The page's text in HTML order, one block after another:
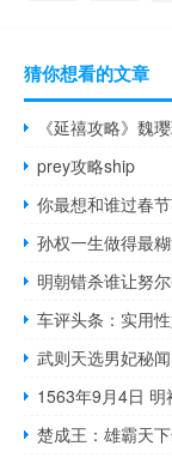
猜你想看的文章
《延禧攻略》魏
prey攻略ship
你最想和谁过春
孙权一生做得最
明朝错杀谁让努
车评头条：实用
武则天选男妃秘闻
1563年9月4日 明
楚成王：雄霸天